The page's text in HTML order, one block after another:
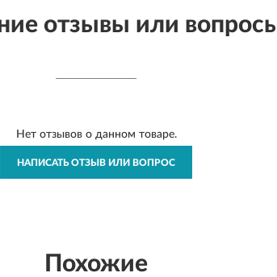
отзывы или
Нет отзывов о данном товаре.
НАПИСАТЬ ОТЗЫВ ИЛИ ВОПРОС
Похожие